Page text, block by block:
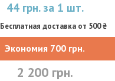
44 грн. за 1 шт.
Бесплатная доставка от 500 ₴
Экономия 700 грн.
2 200 грн.